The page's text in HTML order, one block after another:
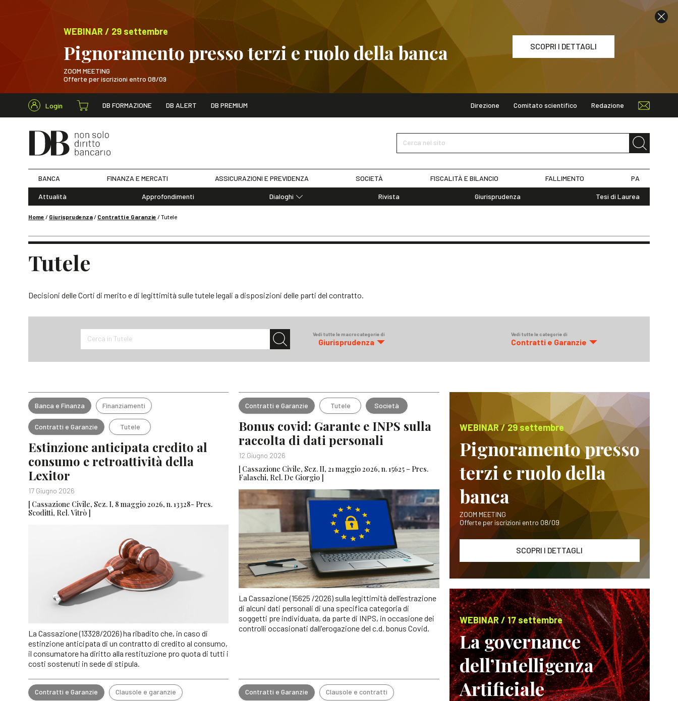
WEBINAR / 29 settembre
Pignoramento presso terzi e ruolo della banca
ZOOM MEETING
Offerte per iscrizioni entro 08/09
SCOPRI I DETTAGLI
WEBINAR / 29 settembre SCOPRI I DETTAGLI
Login DB FORMAZIONE DB ALERT DB PREMIUM Direzione Comitato scientifico Redazione
Cerca nel sito
Cerca nel sito
BANCA FINANZA E MERCATI ASSICURAZIONI E PREVIDENZA SOCIETÀ FISCALITÀ E BILANCIO FALLIMENTO PA
Attualità Approfondimenti
Dialoghi
Articoli
Rivista Giurisprudenza Tesi di Laurea
Home / Giurisprudenza/ Contratti e Garanzie /Tutele
Tutele
Decisioni delle Corti di merito e di legittimità sulle tutele legali a disposizioni delle parti del contratto.
Cerca in Tutele Vedi tutte le macrocategorie di
Giurisprudenza
Vedi tutte le categorie di
Contratti e Garanzie
Banca e Finanza Finanziamenti
Contratti e Garanzie Tutele
Estinzione anticipata credito al
consumo e retroattività della
Lexitor
17 Giugno 2026
[ Cassazione Civile, Sez. I, 8 maggio 2026, n. 13328- Pres.
Scoditti, Rel. Vitrò ]
La Cassazione (13328/2026) ha ribadito che, in caso di
estinzione anticipata di un contratto di credito al consumo,
il consumatore ha diritto alla restituzione pro quota di tutti i
costi sostenuti in sede di stipula.
Contratti e Garanzie Tutele Società
Bonus covid: Garante e INPS sulla
raccolta di dati personali
12 Giugno 2026
[ Cassazione Civile, Sez. II, 21 maggio 2026, n. 15625 – Pres.
Falaschi, Rel. De Giorgio ]
La Cassazione (15625 /2026) sulla legittimità dell’estrazione
di alcuni dati personali di una specifica categoria di
soggetti pre individuata, da parte di INPS, in occasione dei
controlli occasionati dall'erogazione del c.d. bonus Covid.
Contratti e Garanzie Clausole e garanzie Contratti e Garanzie Clausole e contratti
WEBINAR / 29 settembre
Pignoramento presso
terzi e ruolo della
banca
ZOOM MEETING
Offerte per iscrizioni entro 08/09
SCOPRI I DETTAGLI
WEBINAR / 17 settembre
La governance
dell’Intelligenza
Artificiale